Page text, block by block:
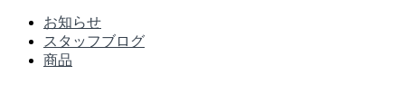
お知らせ
スタッフブログ
商品